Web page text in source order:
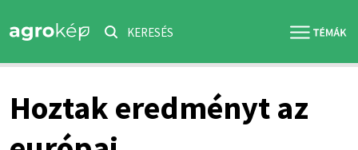
KERESÉS
Hoztak eredményt az